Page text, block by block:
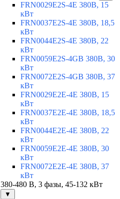
FRN0029E2S-4E 380В, 15
кВт
FRN0037E2S-4E 380В, 18,5
кВт
FRN0044E2S-4E 380В, 22
кВт
FRN0059E2S-4GB 380В, 30
кВт
FRN0072E2S-4GB 380В, 37
кВт
FRN0029E2E-4E 380В, 15
кВт
FRN0037E2E-4E 380В, 18,5
кВт
FRN0044E2E-4E 380В, 22
кВт
FRN0059E2E-4E 380В, 30
кВт
FRN0072E2E-4E 380В, 37
кВт
380-480 В, 3 фазы, 45-132 кВт
▼